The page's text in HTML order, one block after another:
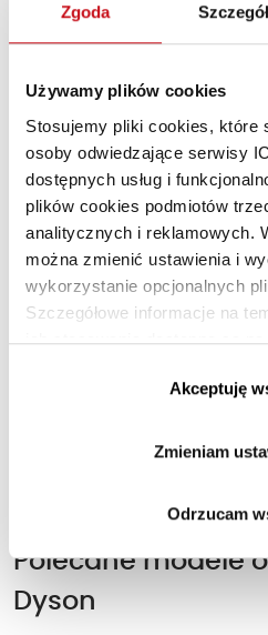
Zgoda
Używamy plików cookies
Stosujemy pliki cookies, które
osoby odwiedzające serwisy
dostępnych usług i
plików cookies podmiotów
analitycznych i reklamowych.
można zmienić ustawienia i
wykorzystanie opcjonalnych
Szczegółowe informacje na
ich stosowania dostępne są
Akceptuję
Zmieniam
Odrzucam
zasięg pracy;
wskaźnik CADR;
energooszczędność;
system filtracji;
dostępne tryby pracy;
koszt eksploatacji
dodatkowe funkcje - np.
design.
Mocną stroną urządzeń marki
design. Oczyszczacze świetnie
dodatkowych funkcji - zwykle
Który modele będą najlepszym
Polecane modele
Dyson